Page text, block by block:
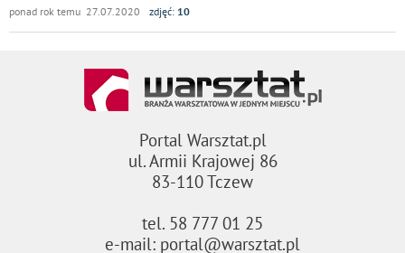
ponad rok temu 27.07.2020 zdjęć: 10
Portal Warsztat.pl
ul. Armii Krajowej 86
83-110 Tczew
tel. 58 777 01 25
e-mail: portal@warsztat.pl